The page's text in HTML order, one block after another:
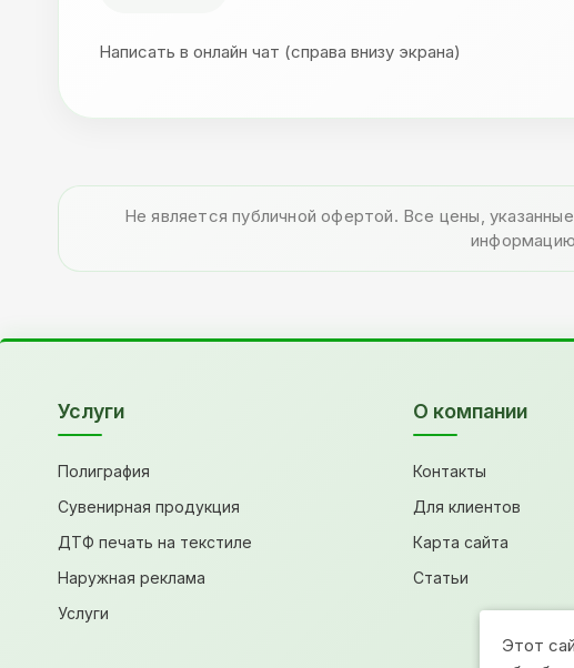
Написать в онлайн чат (справа внизу экрана)
Не является публичной офертой. Все цены,
Услуги
Полиграфия
Сувенирная продукция
ДТФ печать на текстиле
Наружная реклама
Услуги
О компании
Контакты
Для клиентов
Карта сайта
Статьи
Этот